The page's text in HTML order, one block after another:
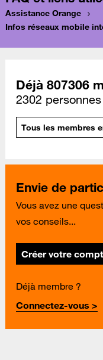
Assistance Orange
Infos réseaux mobile
Déjà 807306
2302
Tous les membres
Envie de
Vous avez une
vos conseils...
Créer votre
Déjà membre ?
Connectez-vous >